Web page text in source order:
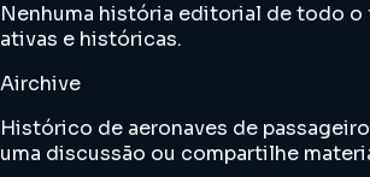
Nenhuma história editorial de todo o
ativas e históricas.
Airchive
Histórico de aeronaves de
uma discussão ou compartilhe